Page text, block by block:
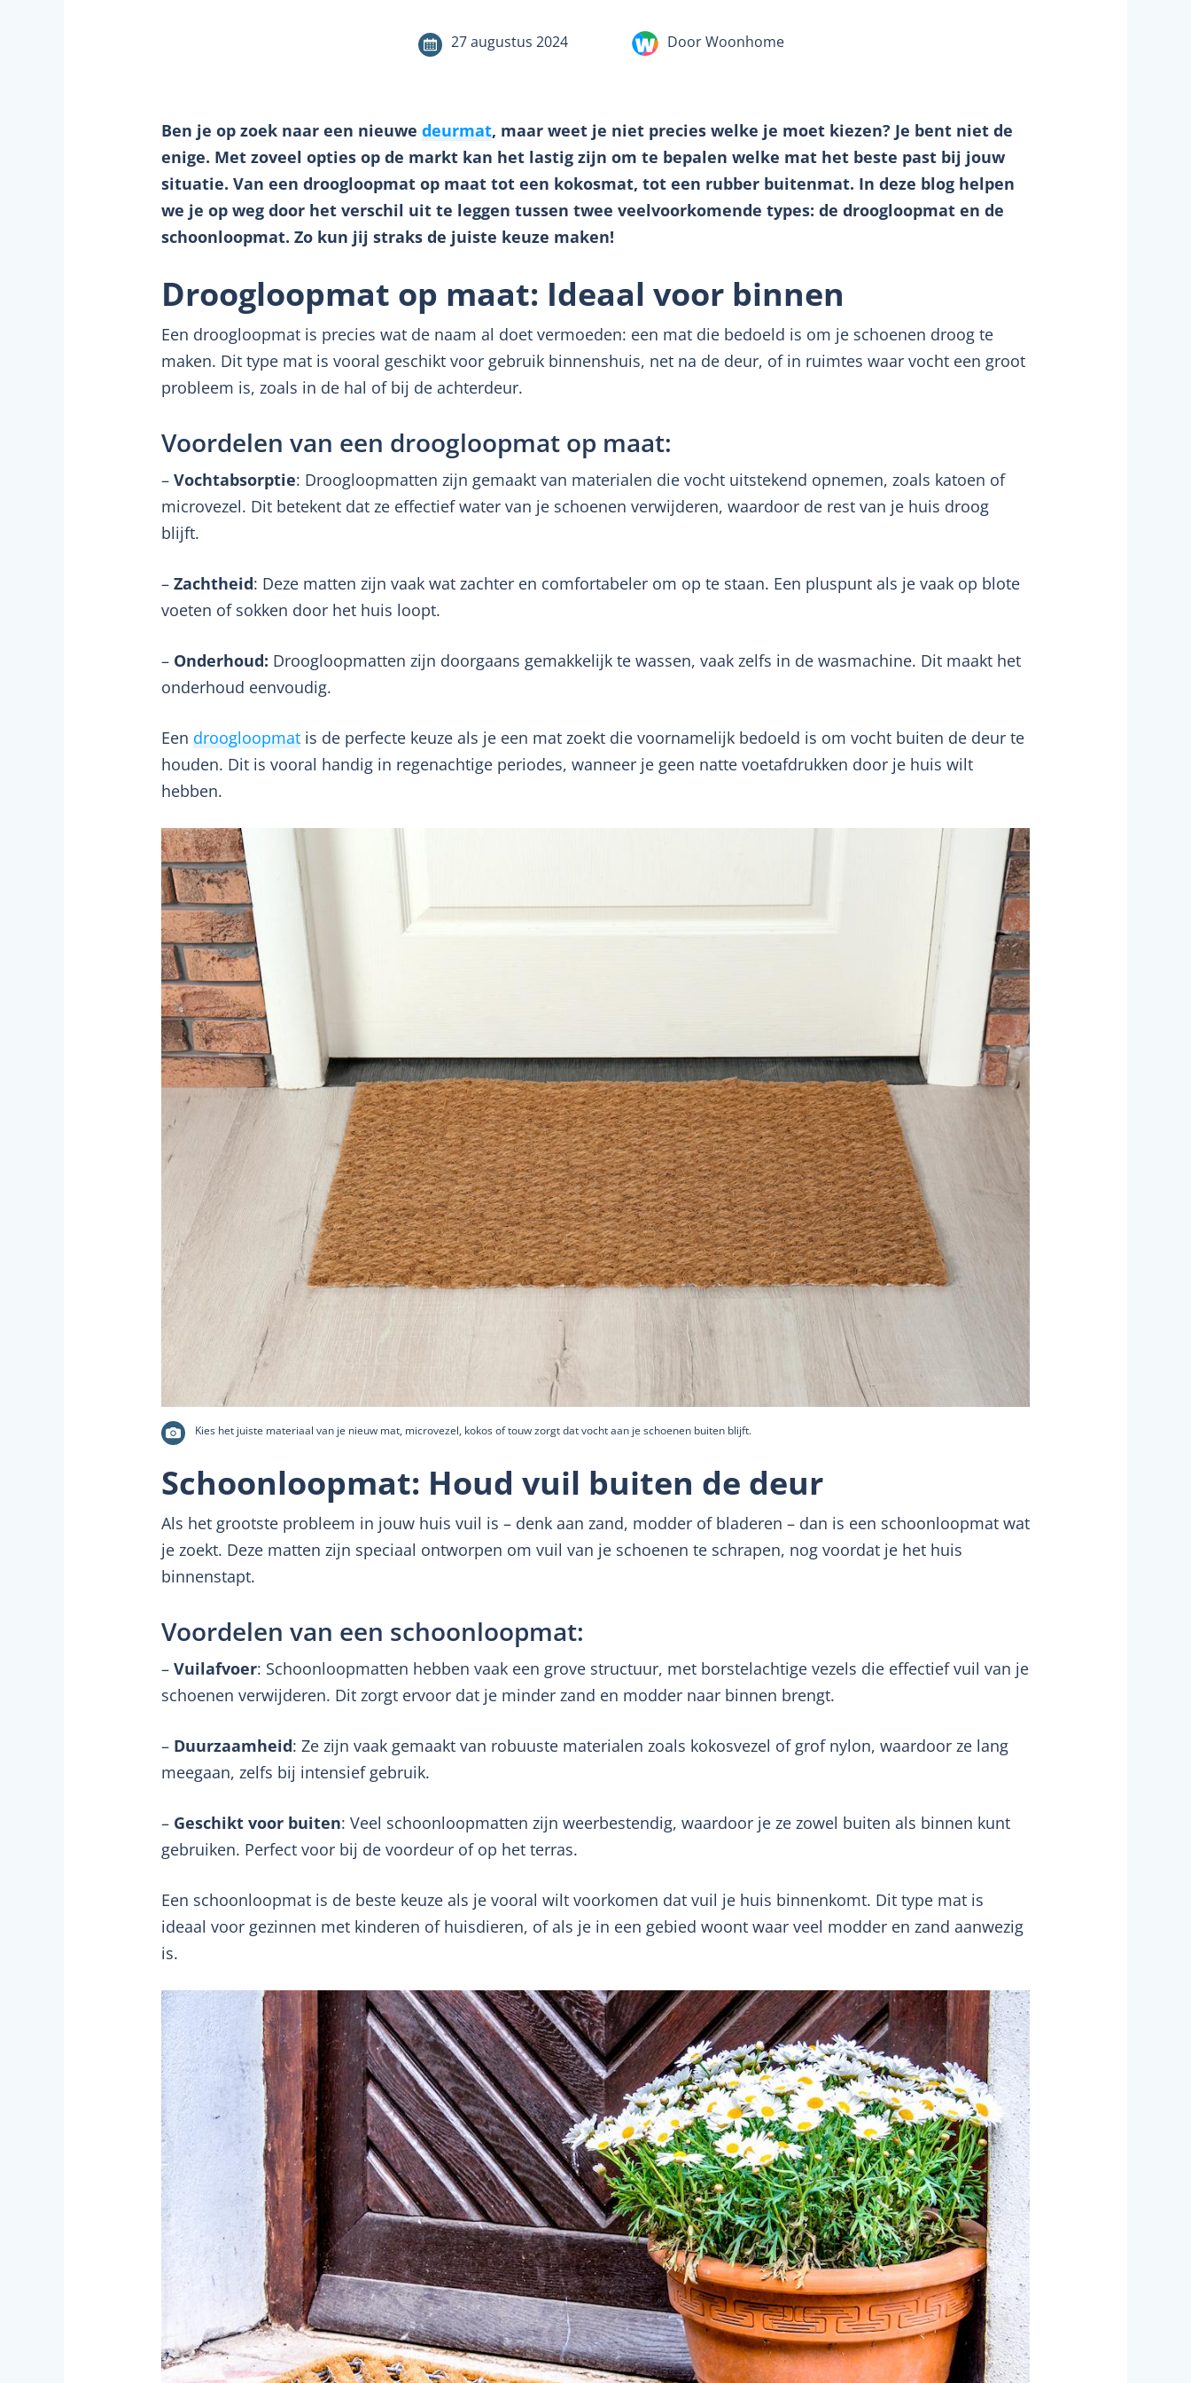
27 augustus 2024 Door Woonhome
Ben je op zoek naar een nieuwe deurmat, maar weet je niet precies welke je moet kiezen? Je bent niet de
enige. Met zoveel opties op de markt kan het lastig zijn om te bepalen welke mat het beste past bij jouw
situatie. Van een droogloopmat op maat tot een kokosmat, tot een rubber buitenmat. In deze blog helpen
we je op weg door het verschil uit te leggen tussen twee veelvoorkomende types: de droogloopmat en de
schoonloopmat. Zo kun jij straks de juiste keuze maken!
Droogloopmat op maat: Ideaal voor binnen
Een droogloopmat is precies wat de naam al doet vermoeden: een mat die bedoeld is om je schoenen droog te
maken. Dit type mat is vooral geschikt voor gebruik binnenshuis, net na de deur, of in ruimtes waar vocht een groot
probleem is, zoals in de hal of bij de achterdeur.
Voordelen van een droogloopmat op maat:
– Vochtabsorptie: Droogloopmatten zijn gemaakt van materialen die vocht uitstekend opnemen, zoals katoen of
microvezel. Dit betekent dat ze effectief water van je schoenen verwijderen, waardoor de rest van je huis droog
blijft.
– Zachtheid: Deze matten zijn vaak wat zachter en comfortabeler om op te staan. Een pluspunt als je vaak op blote
voeten of sokken door het huis loopt.
– Onderhoud: Droogloopmatten zijn doorgaans gemakkelijk te wassen, vaak zelfs in de wasmachine. Dit maakt het
onderhoud eenvoudig.
Een droogloopmat is de perfecte keuze als je een mat zoekt die voornamelijk bedoeld is om vocht buiten de deur te
houden. Dit is vooral handig in regenachtige periodes, wanneer je geen natte voetafdrukken door je huis wilt
hebben.
Kies het juiste materiaal van je nieuw mat, microvezel, kokos of touw zorgt dat vocht aan je schoenen buiten blijft.
Schoonloopmat: Houd vuil buiten de deur
Als het grootste probleem in jouw huis vuil is – denk aan zand, modder of bladeren – dan is een schoonloopmat wat
je zoekt. Deze matten zijn speciaal ontworpen om vuil van je schoenen te schrapen, nog voordat je het huis
binnenstapt.
Voordelen van een schoonloopmat:
– Vuilafvoer: Schoonloopmatten hebben vaak een grove structuur, met borstelachtige vezels die effectief vuil van je
schoenen verwijderen. Dit zorgt ervoor dat je minder zand en modder naar binnen brengt.
– Duurzaamheid: Ze zijn vaak gemaakt van robuuste materialen zoals kokosvezel of grof nylon, waardoor ze lang
meegaan, zelfs bij intensief gebruik.
– Geschikt voor buiten: Veel schoonloopmatten zijn weerbestendig, waardoor je ze zowel buiten als binnen kunt
gebruiken. Perfect voor bij de voordeur of op het terras.
Een schoonloopmat is de beste keuze als je vooral wilt voorkomen dat vuil je huis binnenkomt. Dit type mat is
ideaal voor gezinnen met kinderen of huisdieren, of als je in een gebied woont waar veel modder en zand aanwezig
is.